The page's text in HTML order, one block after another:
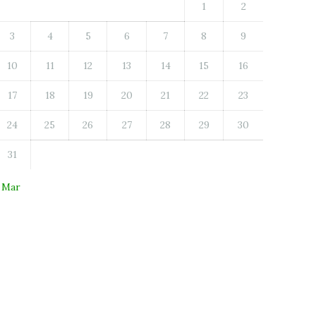
1 2
3 4 5 6 7 8 9
10 11 12 13 14 15 16
17 18 19 20 21 22 23
24 25 26 27 28 29 30
31
Mar